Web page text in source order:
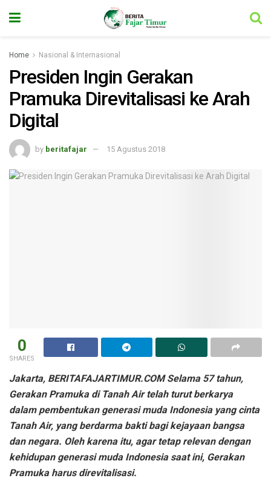
Home Nasional & Internasional
Presiden Ingin Gerakan
Pramuka Direvitalisasi ke Arah
Digital
by beritafajar 15 Agustus 2018
0
SHARES
Jakarta, BERITAFAJARTIMUR.COM Selama 57 tahun,
Gerakan Pramuka di Tanah Air telah turut berkarya
dalam pembentukan generasi muda Indonesia yang cinta
Tanah Air, yang berdarma bakti bagi kejayaan bangsa
dan negara. Oleh karena itu, agar tetap relevan dengan
kehidupan generasi muda Indonesia saat ini, Gerakan
Pramuka harus direvitalisasi.